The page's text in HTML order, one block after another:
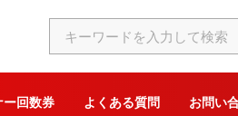
ー回数券 よくある質問 お問い